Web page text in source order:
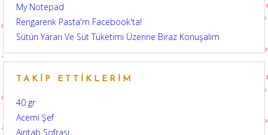
My Notepad
Rengarenk Pasta'm Facebook'ta!
Sütün Yararı Ve Süt Tüketimi Üzerine Biraz Konuşalım
TAKIP ETTIKLERIM
40 gr
Acemi Şef
Aintab Sofrası